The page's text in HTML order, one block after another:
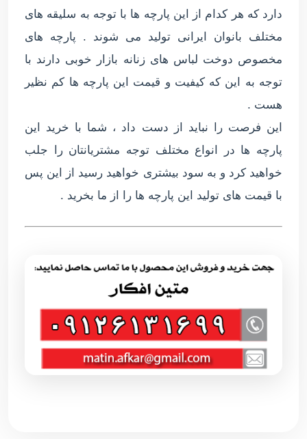
دارد که هر کدام از این پارچه ها با توجه به سلیقه های
مختلف بانوان ایرانی تولید می شوند . پارچه های
مخصوص دوخت لباس های زنانه بازار خوبی دارند با
توجه به این که کیفیت و قیمت این پارچه ها کم نظیر
هست .
این فرصت را نباید از دست داد ، شما با خرید این
پارچه ها در انواع مختلف توجه مشتریانتان را جلب
خواهید کرد و به سود بیشتری خواهید رسید از این پس
با قیمت های تولید این پارچه ها را از ما بخرید .